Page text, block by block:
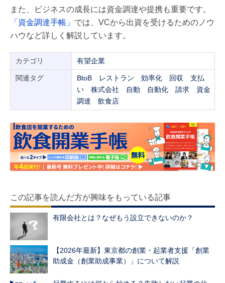
また、ビジネスの成長には資金調達や提携も重要です。
「資金調達手帳」 では、VCから出資を受けるためのノウ
ハウなど詳しく解説しています。
カテゴリ 有望企業
関連タグ BtoB レストラン 効率化 回収
支払
い
株式会社 自動 自動化 請求
資金
調達
飲食店
この記事を読んだ方が興味をもっている記事
有限会社とは？なぜもう設立できないのか？
【2026年最新】東京都の創業・起業者支援「創業
助成金（創業助成事業）」について解説